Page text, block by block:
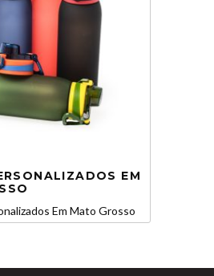
EM
Em Mato Grosso